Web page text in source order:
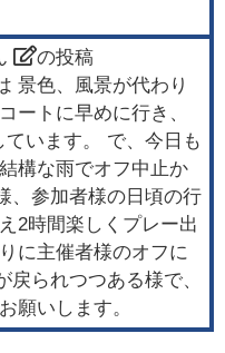
の投稿
景色、風景が代わり
ートに早めに行き、
います。 で、今日も
構な雨でオフ中止か
、参加者様の日頃の行
2時間楽しくプレー出
に主催者様のオフに
られつつある様で、
願いします。